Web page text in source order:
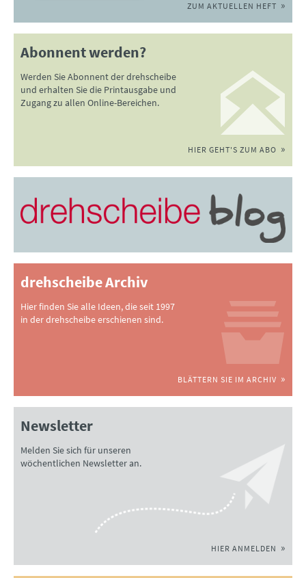
ZUM AKTUELLEN HEFT
Abonnent werden?
Werden Sie Abonnent der drehscheibe
und erhalten Sie die Printausgabe und
Zugang zu allen Online-Bereichen.
HIER GEHT'S ZUM ABO
drehscheibe Archiv
Hier finden Sie alle Ideen, die seit 1997
in der drehscheibe erschienen sind.
BLÄTTERN SIE IM ARCHIV
Newsletter
Melden Sie sich für unseren
wöchentlichen Newsletter an.
HIER ANMELDEN